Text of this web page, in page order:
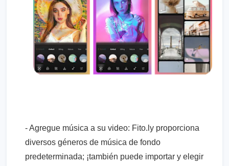
- Agregue música a su video: Fito.ly proporciona
diversos géneros de música de fondo
predeterminada; ¡también puede importar y elegir